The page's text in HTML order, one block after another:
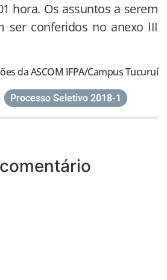
hora. Os assuntos a serem
ser conferidos no anexo III
da ASCOM IFPA/Campus Tucuruí
Processo Seletivo 2018-1